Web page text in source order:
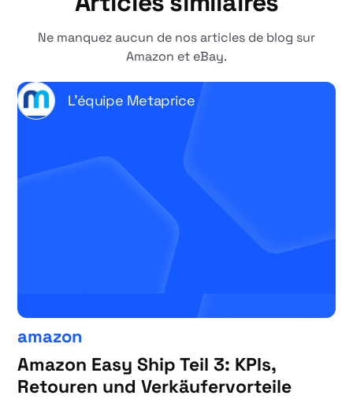
Ne manquez aucun de nos articles de blog sur
Amazon et eBay.
L'équipe Metaprice
amazon
Amazon Easy Ship Teil 3: KPIs,
Retouren und Verkäufervorteile